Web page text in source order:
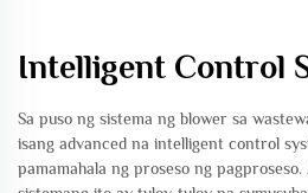
Intelligent Control
Sa puso ng sistema ng blower sa
isang advanced na intelligent control
pamamahala ng proseso ng